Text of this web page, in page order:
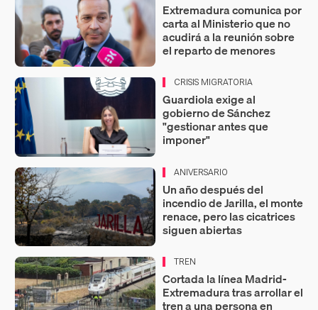
Extremadura comunica por
carta al Ministerio que no
acudirá a la reunión sobre
el reparto de menores
CRISIS MIGRATORIA
Guardiola exige al
gobierno de Sánchez
"gestionar antes que
imponer"
ANIVERSARIO
Un año después del
incendio de Jarilla, el monte
renace, pero las cicatrices
siguen abiertas
TREN
Cortada la línea Madrid-
Extremadura tras arrollar el
tren a una persona en